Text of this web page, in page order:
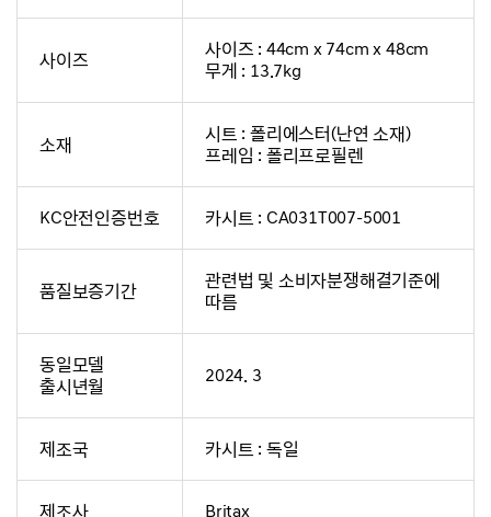
사이즈
사이즈 : 44cm x 74cm x 48cm
무게 : 13.7kg
소재
시트 : 폴리에스터(난연 소재)
프레임 : 폴리프로필렌
KC안전인증번호 카시트 : CA031T007-5001
품질보증기간
관련법 및 소비자분쟁해결기준에
따름
동일모델
출시년월
2024. 3
제조국 카시트 : 독일
제조사 Britax